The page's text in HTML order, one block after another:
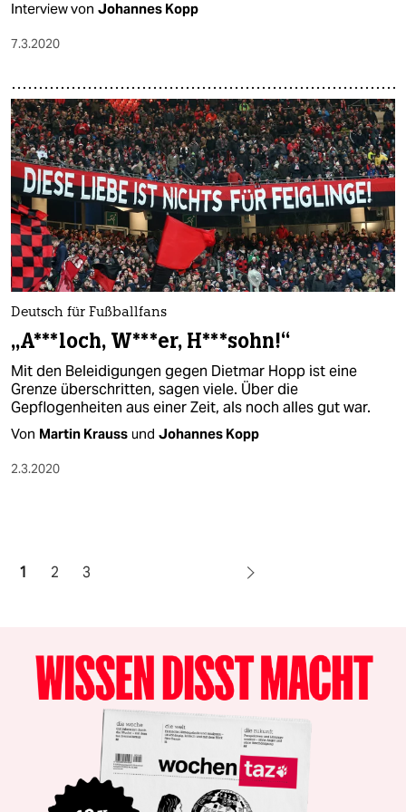
Interview von Johannes Kopp
7.3.2020
Deutsch für Fußballfans
„A***loch, W***er, H***sohn!“
Mit den Beleidigungen gegen Dietmar Hopp ist eine
Grenze überschritten, sagen viele. Über die
Gepflogenheiten aus einer Zeit, als noch alles gut war.
Von Martin Krauss und Johannes Kopp
2.3.2020
1 2 3